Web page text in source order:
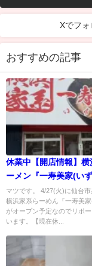
Xでフォ
おすすめの記事
休業中【開店情報】横
ーメン『一寿美家(い
4/27オープン！開店記
ーメン100円で提供！
マツです。 4/27(火)に仙台市
横浜家系らーめん『一寿美家
がオープン予定なのでリポ
います。【現在休...